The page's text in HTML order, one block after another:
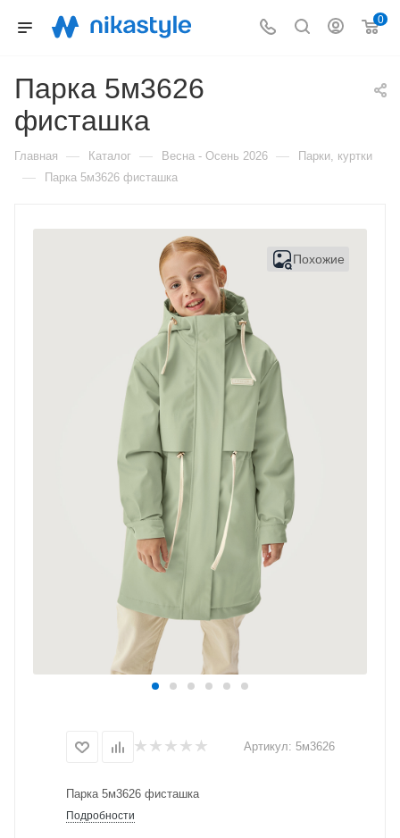
0
Парка 5м3626
фисташка
Главная — Каталог — Весна - Осень 2026 — Парки, куртки
— Парка 5м3626 фисташка
Похожие
Артикул: 5м3626
Парка 5м3626 фисташка
Подробности